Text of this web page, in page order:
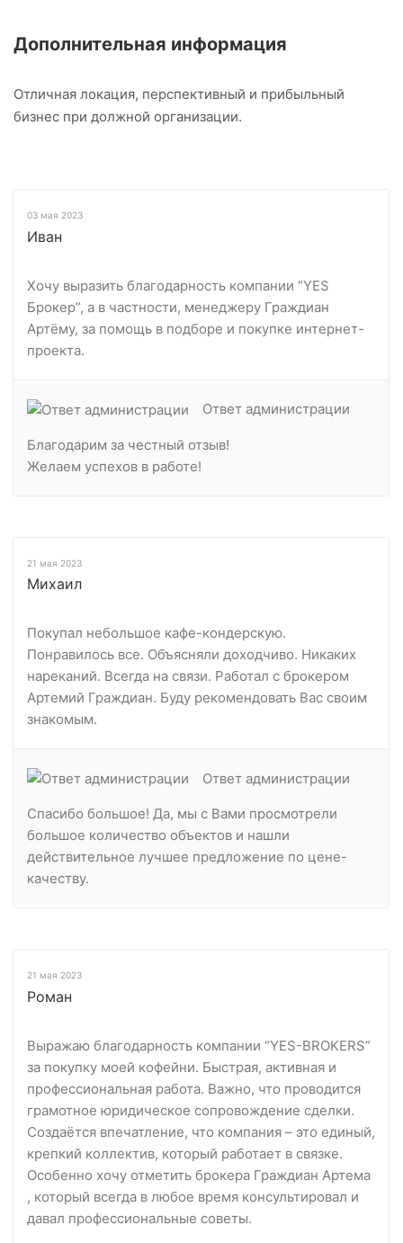
Дополнительная информация
Отличная локация, перспективный и прибыльный
бизнес при должной организации.
03 мая 2023
Иван
Хочу выразить благодарность компании “YES
Брокер”, а в частности, менеджеру Граждиан
Артёму, за помощь в подборе и покупке интернет-
проекта.
Ответ администрации
Благодарим за честный отзыв!
Желаем успехов в работе!
21 мая 2023
Михаил
Покупал небольшое кафе-кондерскую.
Понравилось все. Объясняли доходчиво. Никаких
нареканий. Всегда на связи. Работал с брокером
Артемий Граждиан. Буду рекомендовать Вас своим
знакомым.
Ответ администрации
Спасибо большое! Да, мы с Вами просмотрели
большое количество объектов и нашли
действительное лучшее предложение по цене-
качеству.
21 мая 2023
Роман
Выражаю благодарность компании “YES-BROKERS”
за покупку моей кофейни. Быстрая, активная и
профессиональная работа. Важно, что проводится
грамотное юридическое сопровождение сделки.
Создаётся впечатление, что компания – это единый,
крепкий коллектив, который работает в связке.
Особенно хочу отметить брокера Граждиан Артема
, который всегда в любое время консультировал и
давал профессиональные советы.